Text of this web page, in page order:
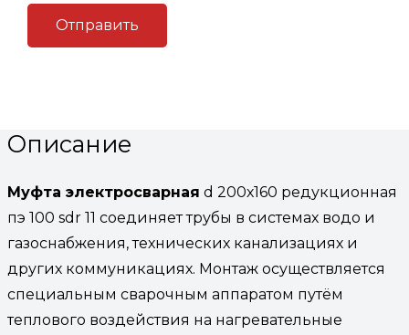
Артикул: (Код: 3421)
Описание
Муфта электросварная d 200х160 редукционная
пэ 100 sdr 11 соединяет трубы в системах водо и
газоснабжения, технических канализациях и
других коммуникациях. Монтаж осуществляется
специальным сварочным аппаратом путём
теплового воздействия на нагревательные